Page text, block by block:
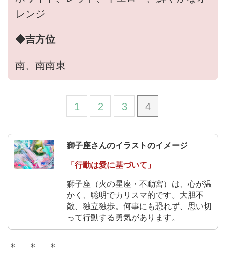
レンジ
◆吉方位
南、南南東
1 2 3 4
獅子座さんのイラストのイメージ
「行動は愛に基づいて」
獅子座（火の星座・不動宮）は、心が温
かく、聡明でカリスマ的です。大胆不
敵、独立独歩。何事にも恐れず、思い切
って行動する勇気があります。
＊ ＊ ＊